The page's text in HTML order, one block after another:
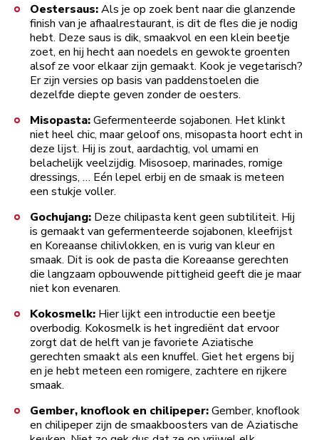
Oestersaus:Als je op zoek bent naar die glanzende
finish van je afhaalrestaurant, is dit de fles die je nodig
hebt. Deze saus is dik, smaakvol en een klein beetje
zoet, en hij hecht aan noedels en gewokte groenten
alsof ze voor elkaar zijn gemaakt. Kook je vegetarisch?
Er zijn versies op basis van paddenstoelen die
dezelfde diepte geven zonder de oesters.
Misopasta:Gefermenteerde sojabonen. Het klinkt
niet heel chic, maar geloof ons, misopasta hoort echt in
deze lijst. Hij is zout, aardachtig, vol umami en
belachelijk veelzijdig. Misosoep, marinades, romige
dressings, … Eén lepel erbij en de smaak is meteen
een stukje voller.
Gochujang: Deze chilipasta kent geen subtiliteit. Hij
is gemaakt van gefermenteerde sojabonen, kleefrijst
en Koreaanse chilivlokken, en is vurig van kleur en
smaak. Dit is ook de pasta die Koreaanse gerechten
die langzaam opbouwende pittigheid geeft die je maar
niet kon evenaren.
Kokosmelk: Hier lijkt een introductie een beetje
overbodig. Kokosmelk is het ingrediënt dat ervoor
zorgt dat de helft van je favoriete Aziatische
gerechten smaakt als een knuffel. Giet het ergens bij
en je hebt meteen een romigere, zachtere en rijkere
smaak.
Gember, knoflook en chilipeper:Gember, knoflook
en chilipeper zijn de smaakboosters van de Aziatische